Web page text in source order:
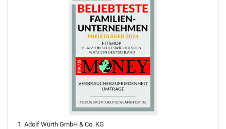
Adolf Würth GmbH & Co. KG